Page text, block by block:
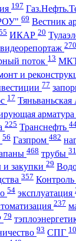
197
69 Вестник
ИКАР 20
видеорепортаж 270
поток 13
и
77
17
арматура
225 Транснефть
56 Газпром 482
468 трубы
и закупки 29
357
54 эксплуатация
237
79
93 СПГ